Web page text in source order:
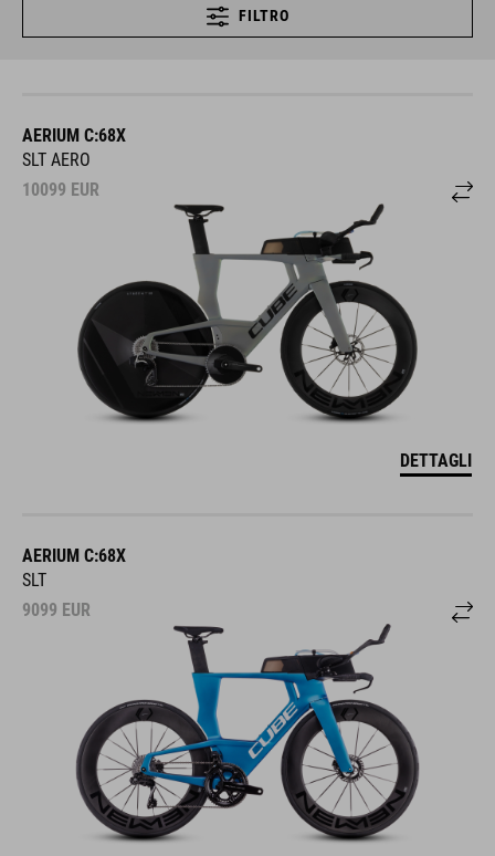
FILTRO
AERIUM C:68X
SLT AERO
10099 EUR
DETTAGLI
AERIUM C:68X
SLT
9099 EUR